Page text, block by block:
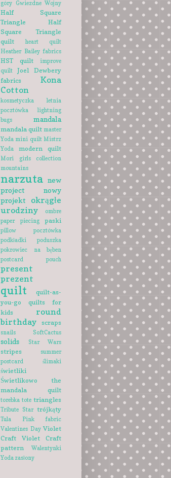
góry Gwiezdne Wojny
Half Square
Triangle
Half
Square Triangle
quilt
heart quilt
Heather Bailey fabrics
HST quilt
improve
quilt
Joel Dewbery
fabrics
Kona
Cotton
kosmetyczka
letnia
pocztówka
lightning
bugs
mandala
mandala quilt master
Yoda mini quilt Mistrz
Yoda
modern quilt
Mori girls collection
mountains
narzuta new
project
nowy
projekt
okrągłe
urodziny
ombre
paper piecing
paski
pillow
pocztówka
podkładki
poduszka
pokrowiec na bęben
postcard
pouch
present
prezent
quilt
quilt-as-
you-go
quilts for
kids
round
birthday
scraps
snails SoftCactus
solids Star Wars
stripes
summer
postcard
ślimaki
świetliki
Świetlikowo
the
mandala quilt
torebka tote triangles
Tribute Star trójkąty
Tula Pink fabric
Valentines Day Violet
Craft
Violet Craft
pattern
Walentynki
Yoda zasłony